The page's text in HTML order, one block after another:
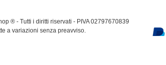
® - Tutti i diritti riservati - PIVA 02797670839
a variazioni senza preavviso.